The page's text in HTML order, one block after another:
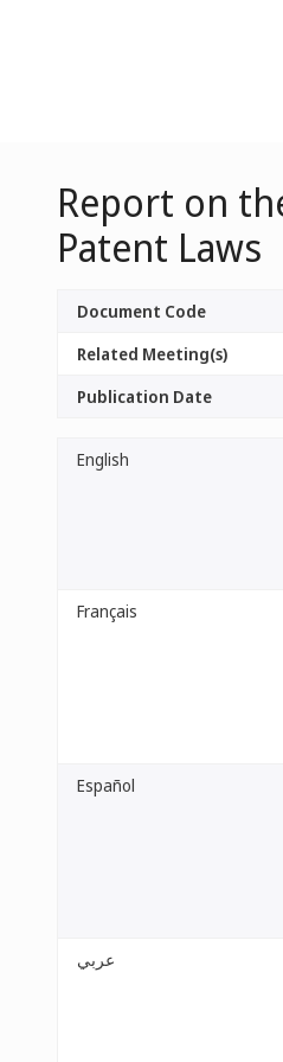
Report on
Patent Laws
Document Code
Related Meeting(s)
Publication Date
English
Français
Español
عربي